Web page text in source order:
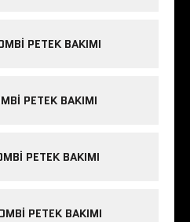
PETEK BAKIMI
PETEK BAKIMI
PETEK BAKIMI
PETEK BAKIMI